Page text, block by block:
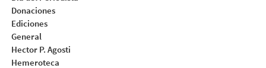
Donaciones
Ediciones
General
Hector P. Agosti
Hemeroteca